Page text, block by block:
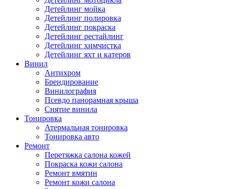
Детейлинг мойка
Детейлинг полировка
Детейлинг покраска
Детейлинг рестайлинг
Детейлинг химчистка
Детейлинг яхт и катеров
Винил
Антихром
Брендирование
Винилография
Псевдо панорамная крыша
Снятие винила
Тонировка
Атермальная тонировка
Тонировка авто
Ремонт
Перетяжка салона кожей
Покраска кожи салона
Ремонт вмятин
Ремонт кожи салона